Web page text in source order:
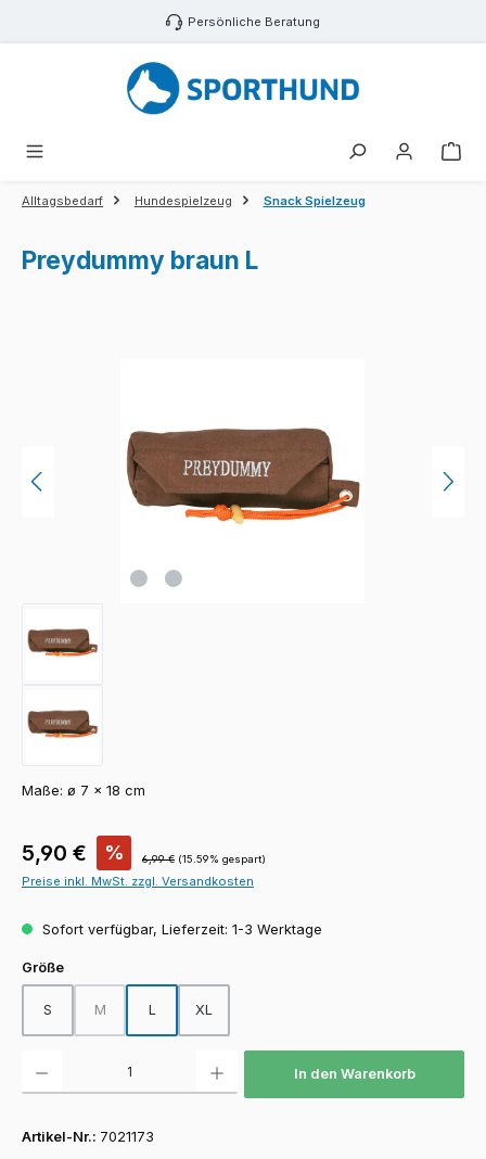
Zum Hauptinhalt springen Persönliche Beratung
Alltagsbedarf Hundespielzeug Snack Spielzeug
Preydummy braun L
Maße: ø 7 × 18 cm
Verkaufspreis:
5,90 € % Regulärer Preis:
6,99 € (15.59% gespart)
Preise inkl. MwSt. zzgl. Versandkosten
Sofort verfügbar, Lieferzeit: 1-3 Werktage
Größeauswählen
S M
(Diese Option ist zurzeit nicht verfügbar.)
L XL
In den Warenkorb
Artikel-Nr.: 7021173